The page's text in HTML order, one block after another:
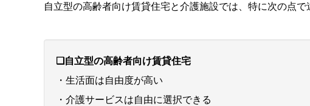
自立型の高齢者向け賃貸住宅と介護施設では、特に次の点で
❑自立型の高齢者向け賃貸住宅
・生活面は自由度が高い
・介護サービスは自由に選択できる